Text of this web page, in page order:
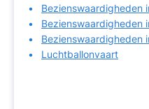
Bezienswaardigheden
Bezienswaardigheden
Bezienswaardigheden
Luchtballonvaart